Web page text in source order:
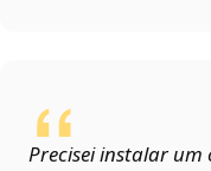
Precisei instalar um